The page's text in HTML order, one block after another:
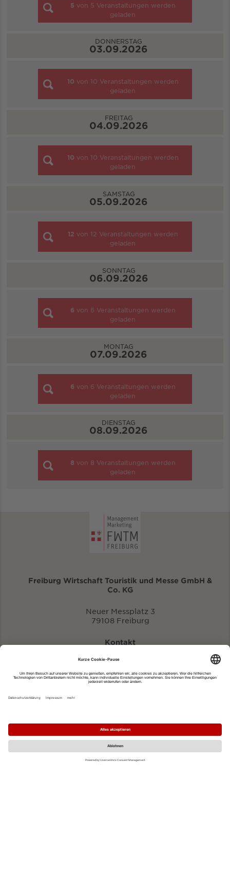
5 von 5 Veranstaltungen werden
geladen
DONNERSTAG
03.09.2026
10 von 10 Veranstaltungen werden
geladen
FREITAG
04.09.2026
10 von 10 Veranstaltungen werden
geladen
SAMSTAG
05.09.2026
12 von 12 Veranstaltungen werden
geladen
SONNTAG
06.09.2026
6 von 6 Veranstaltungen werden
geladen
MONTAG
07.09.2026
6 von 6 Veranstaltungen werden
geladen
DIENSTAG
08.09.2026
8 von 8 Veranstaltungen werden
geladen
Freiburg Wirtschaft Touristik und Messe GmbH &
Co. KG
Neuer Messplatz 3
79108 Freiburg
Kontakt
eventportal@fwtm.de
Impressum